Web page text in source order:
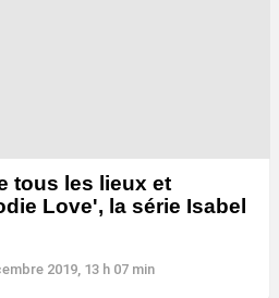
tous les lieux et
Love', la série Isabel
2019, 13 h 07 min